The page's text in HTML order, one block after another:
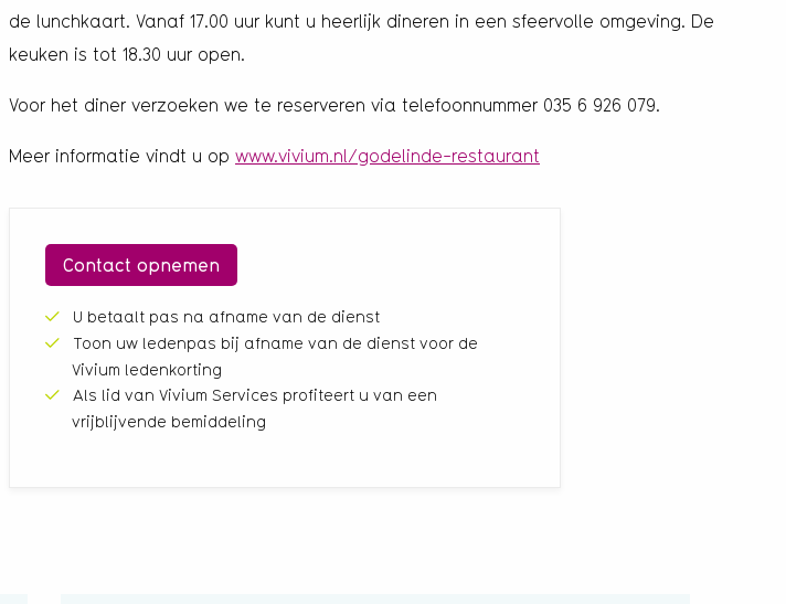
de lunchkaart. Vanaf 17.00 uur kunt u heerlijk dineren in een sfeervolle omgeving. De
keuken is tot 18.30 uur open.
Voor het diner verzoeken we te reserveren via telefoonnummer 035 6 926 079.
Meer informatie vindt u op www.vivium.nl/godelinde-restaurant
Contact opnemen
U betaalt pas na afname van de dienst
Toon uw ledenpas bij afname van de dienst voor de
Vivium ledenkorting
Als lid van Vivium Services profiteert u van een
vrijblijvende bemiddeling